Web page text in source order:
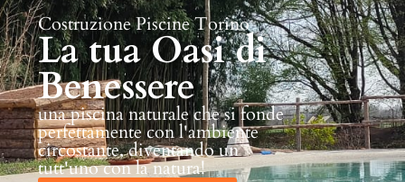
Costruzione Piscine Torino
La tua Oasi di
Benessere
una piscina naturale che si fonde
perfettamente con l'ambiente
circostante, diventando un
tutt'uno con la natura!